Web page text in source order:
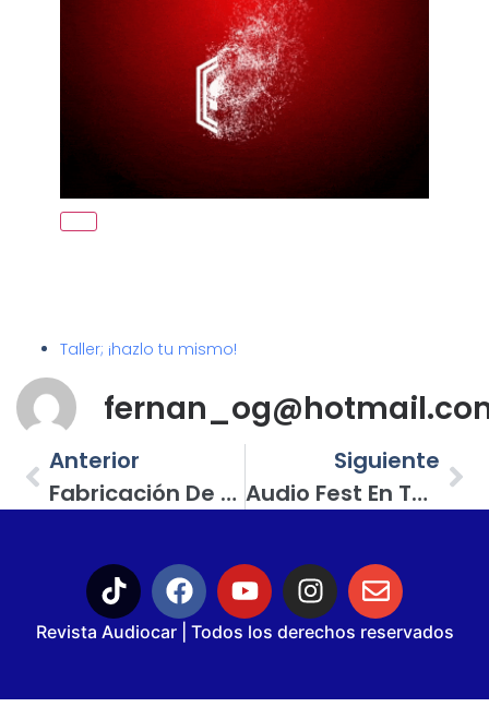
Taller; ¡hazlo tu mismo!
Anterior
Fabricación De Caja Acústica Para Tres Subwoofers JL Audio (1ª Parte)
Siguiente
Audio Fest En Tochtepec, Puebla; Gran Fiesta De Car Audio Y Tuning
Revista Audiocar | Todos los derechos reservados